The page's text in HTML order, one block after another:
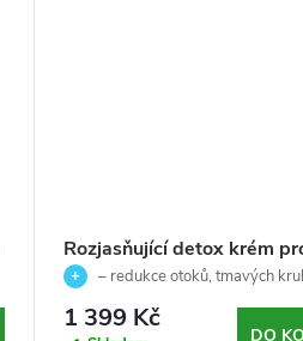
Rozjasňující detox krém
kruhům a váčkům pod
let - Timexpert SRNS -
Germaine de Cappucini -
– redukce otoků, tmavých
unaveného vzhledu
1 399 Kč
DO